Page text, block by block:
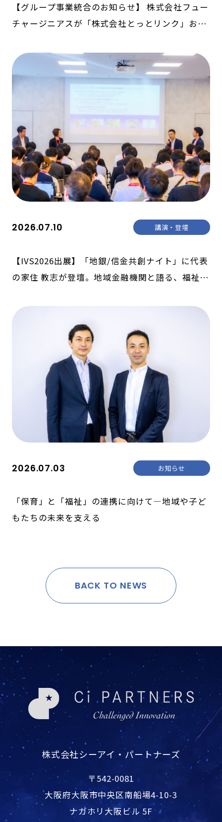
【グループ事業統合のお知らせ】 株式会社フュー
チャージニアスが「株式会社とっとリンク」およ
2026.07.10 講演・登壇
【IVS2026出展】「地銀/信金共創ナイト」に代表
の家住 教志が登壇。地域金融機関と語る、福祉の
2026.07.03 お知らせ
「保育」と「福祉」の連携に向けて―地域や子ど
もたちの未来を支える
BACK TO NEWS
株式会社シーアイ・パートナーズ
〒542-0081
大阪府大阪市中央区南船場4-10-3
ナガホリ大阪ビル 5F